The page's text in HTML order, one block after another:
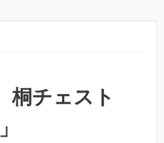
チェスト